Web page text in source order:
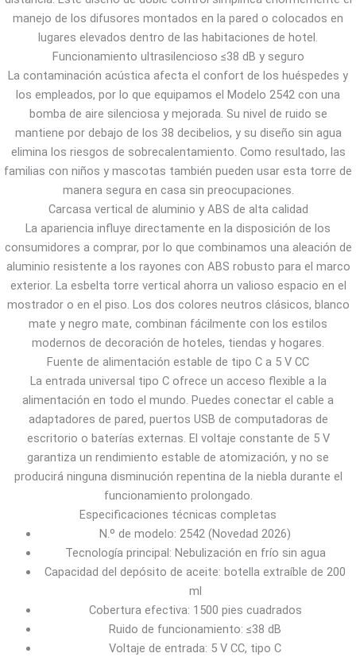
manejo de los difusores montados en la pared o colocados en
lugares elevados dentro de las habitaciones de hotel.
Funcionamiento ultrasilencioso ≤38 dB y seguro
La contaminación acústica afecta el confort de los huéspedes y
los empleados, por lo que equipamos el Modelo 2542 con una
bomba de aire silenciosa y mejorada. Su nivel de ruido se
mantiene por debajo de los 38 decibelios, y su diseño sin agua
elimina los riesgos de sobrecalentamiento. Como resultado, las
familias con niños y mascotas también pueden usar esta torre de
manera segura en casa sin preocupaciones.
Carcasa vertical de aluminio y ABS de alta calidad
La apariencia influye directamente en la disposición de los
consumidores a comprar, por lo que combinamos una aleación de
aluminio resistente a los rayones con ABS robusto para el marco
exterior. La esbelta torre vertical ahorra un valioso espacio en el
mostrador o en el piso. Los dos colores neutros clásicos, blanco
mate y negro mate, combinan fácilmente con los estilos
modernos de decoración de hoteles, tiendas y hogares.
Fuente de alimentación estable de tipo C a 5 V CC
La entrada universal tipo C ofrece un acceso flexible a la
alimentación en todo el mundo. Puedes conectar el cable a
adaptadores de pared, puertos USB de computadoras de
escritorio o baterías externas. El voltaje constante de 5 V
garantiza un rendimiento estable de atomización, y no se
producirá ninguna disminución repentina de la niebla durante el
funcionamiento prolongado.
Especificaciones técnicas completas
N.º de modelo: 2542 (Novedad 2026)
Tecnología principal: Nebulización en frío sin agua
Capacidad del depósito de aceite: botella extraíble de 200
ml
Cobertura efectiva: 1500 pies cuadrados
Ruido de funcionamiento: ≤38 dB
Voltaje de entrada: 5 V CC, tipo C